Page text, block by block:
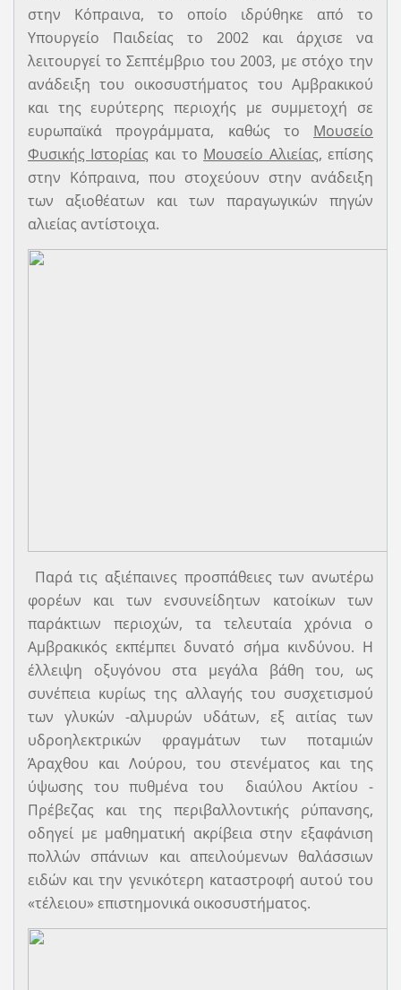
στην Κόπραινα, το οποίο ιδρύθηκε από το
Υπουργείο Παιδείας το 2002 και άρχισε να
λειτουργεί το Σεπτέμβριο του 2003, με στόχο την
ανάδειξη του οικοσυστήματος του Αµβρακικού
και της ευρύτερης περιοχής µε συμμετοχή σε
ευρωπαϊκά προγράµµατα, καθώς το Μουσείο
Φυσικής Ιστορίας και το Μουσείο Αλιείας, επίσης
στην Κόπραινα, που στοχεύουν στην ανάδειξη
των αξιοθέατων και των παραγωγικών πηγών
αλιείας αντίστοιχα.
Παρά τις αξιέπαινες προσπάθειες των ανωτέρω
φορέων και των ενσυνείδητων κατοίκων των
παράκτιων περιοχών, τα τελευταία χρόνια ο
Αμβρακικός εκπέμπει δυνατό σήμα κινδύνου. Η
έλλειψη οξυγόνου στα μεγάλα βάθη του, ως
συνέπεια κυρίως της αλλαγής του συσχετισμού
των γλυκών -αλμυρών υδάτων, εξ αιτίας των
υδροηλεκτρικών φραγμάτων των ποταμιών
Άραχθου και Λούρου, του στενέματος και της
ύψωσης του πυθμένα του διαύλου Ακτίου -
Πρέβεζας και της περιβαλλοντικής ρύπανσης,
οδηγεί με μαθηματική ακρίβεια στην εξαφάνιση
πολλών σπάνιων και απειλούμενων θαλάσσιων
ειδών και την γενικότερη καταστροφή αυτού του
«τέλειου» επιστημονικά οικοσυστήματος.